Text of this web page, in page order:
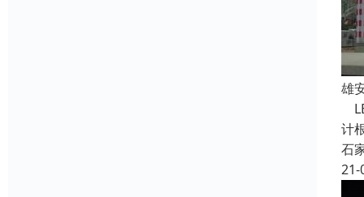
雄
计
石
21-